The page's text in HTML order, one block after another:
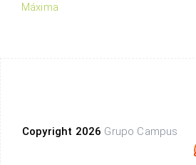
Máxima
Copyright 2026 Grupo Campus